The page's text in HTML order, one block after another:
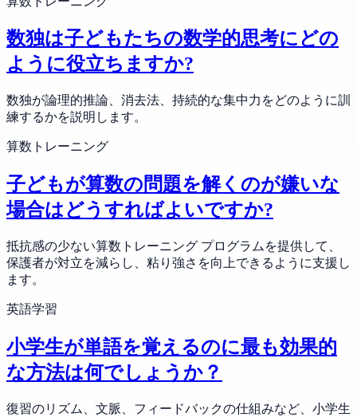
数独は子どもたちの数学的思考にどの
ように役立ちますか?
数独が論理的推論、消去法、持続的な集中力をどのように訓
練するかを説明します。
算数トレーニング
子どもが算数の問題を解くのが嫌いな
場合はどうすればよいですか?
抵抗感の少ない算数トレーニング プログラムを提供して、
保護者が対立を減らし、粘り強さを向上できるように支援し
ます。
英語学習
小学生が単語を覚えるのに最も効果的
な方法は何でしょうか？
復習のリズム、文脈、フィードバックの仕組みなど、小学生